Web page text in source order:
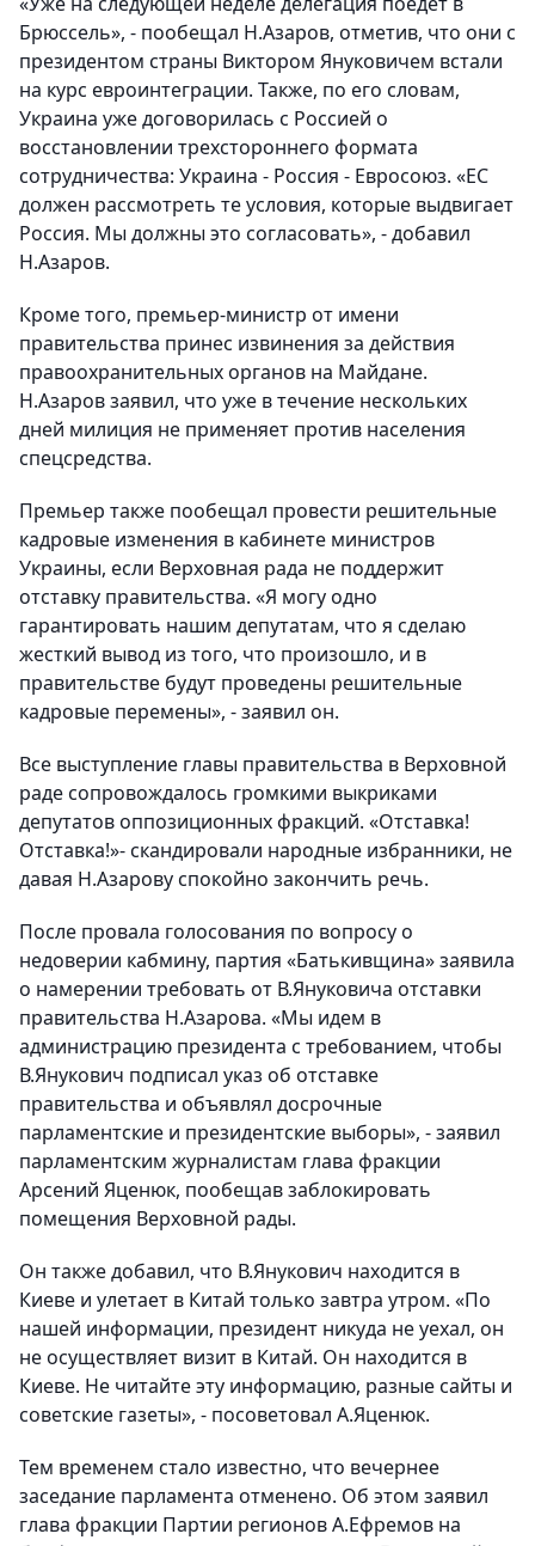
Брюссель», - пообещал Н.Азаров, отметив, что они с
президентом страны Виктором Януковичем встали
на курс евроинтеграции. Также, по его словам,
Украина уже договорилась с Россией о
восстановлении трехстороннего формата
сотрудничества: Украина - Россия - Евросоюз. «ЕС
должен рассмотреть те условия, которые выдвигает
Россия. Мы должны это согласовать», - добавил
Н.Азаров.
Кроме того, премьер-министр от имени
правительства принес извинения за действия
правоохранительных органов на Майдане.
Н.Азаров заявил, что уже в течение нескольких
дней милиция не применяет против населения
спецсредства.
Премьер также пообещал провести решительные
кадровые изменения в кабинете министров
Украины, если Верховная рада не поддержит
отставку правительства. «Я могу одно
гарантировать нашим депутатам, что я сделаю
жесткий вывод из того, что произошло, и в
правительстве будут проведены решительные
кадровые перемены», - заявил он.
Все выступление главы правительства в Верховной
раде сопровождалось громкими выкриками
депутатов оппозиционных фракций. «Отставка!
Отставка!»- скандировали народные избранники, не
давая Н.Азарову спокойно закончить речь.
После провала голосования по вопросу о
недоверии кабмину, партия «Батькивщина» заявила
о намерении требовать от В.Януковича отставки
правительства Н.Азарова. «Мы идем в
администрацию президента с требованием, чтобы
В.Янукович подписал указ об отставке
правительства и объявлял досрочные
парламентские и президентские выборы», - заявил
парламентским журналистам глава фракции
Арсений Яценюк, пообещав заблокировать
помещения Верховной рады.
Он также добавил, что В.Янукович находится в
Киеве и улетает в Китай только завтра утром. «По
нашей информации, президент никуда не уехал, он
не осуществляет визит в Китай. Он находится в
Киеве. Не читайте эту информацию, разные сайты и
советские газеты», - посоветовал А.Яценюк.
Тем временем стало известно, что вечернее
заседание парламента отменено. Об этом заявил
глава фракции Партии регионов А.Ефремов на